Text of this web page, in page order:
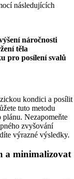
následujících
náročnosti
těla
pro posílení svalů
kondici a posílit
tuto metodu
Nezapomeňte
zvyšování
výrazné výsledky.
a minimalizovat